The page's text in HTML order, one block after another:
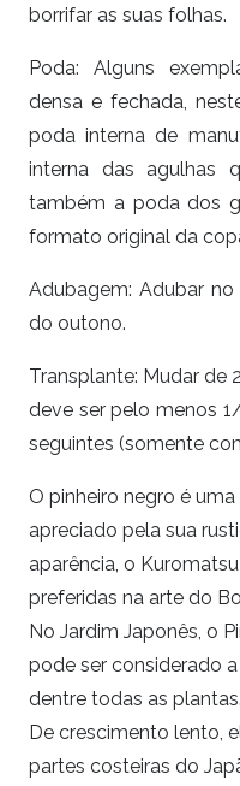
borrifar as suas folhas.
Poda:
Alguns
densa e fechada,
poda interna de
interna das agulhas
também a poda dos
formato original da
Adubagem: Adubar
do outono.
Transplante: Mudar de
deve ser pelo menos
seguintes (somente
O pinheiro negro é
apreciado pela sua
aparência, o
preferidas na arte do
No Jardim Japonês, o
pode ser considerado
dentre todas as plantas.
De crescimento lento,
partes costeiras do